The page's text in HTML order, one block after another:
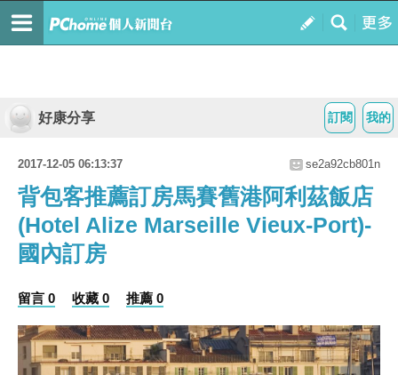
我的
訂閱
好康分享
2017-12-05 06:13:37 se2a92cb801n
背包客推薦訂房馬賽舊港阿利茲飯店
(Hotel Alize Marseille Vieux-Port)-
國內訂房
留言 0 收藏 0 推薦 0